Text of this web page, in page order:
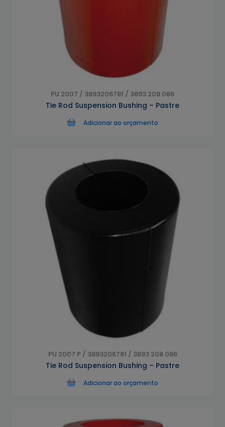
PU 2007 / 3893206781 / 3893 208 086
Tie Rod Suspension Bushing – Pastre
Adicionar ao orçamento
PU 2007 P / 3893206781 / 3893 208 086
Tie Rod Suspension Bushing – Pastre
Adicionar ao orçamento